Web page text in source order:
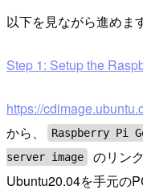
以下を見ながら進めま
Step 1: Setup the
https://
から、
Raspberry Pi
server image
のリン
Ubuntu20.04を手元の